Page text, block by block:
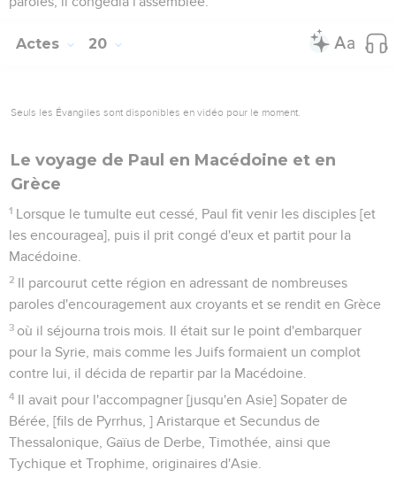
Actes 20
Seuls les Évangiles sont disponibles en vidéo pour le moment.
Le voyage de Paul en Macédoine et en
Grèce
1 Lorsque le tumulte eut cessé, Paul fit venir les disciples [et
les encouragea], puis il prit congé d'eux et partit pour la
Macédoine.
2 Il parcourut cette région en adressant de nombreuses
paroles d'encouragement aux croyants et se rendit en Grèce
3 où il séjourna trois mois. Il était sur le point d'embarquer
pour la Syrie, mais comme les Juifs formaient un complot
contre lui, il décida de repartir par la Macédoine.
4 Il avait pour l'accompagner [jusqu'en Asie] Sopater de
Bérée, [fils de Pyrrhus, ] Aristarque et Secundus de
Thessalonique, Gaïus de Derbe, Timothée, ainsi que
Tychique et Trophime, originaires d'Asie.